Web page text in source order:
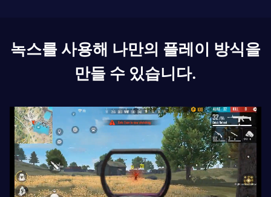
녹스를 사용해 나만의 플레이 방식을
만들 수 있습니다.